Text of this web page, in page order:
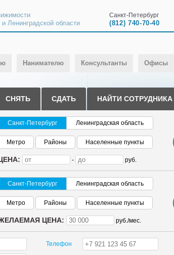
Ленинградской области
Санкт-Петербург
(812) 740-70-40
Нанимателю Консультанты Офисы
СНЯТЬ СДАТЬ НАЙТИ СОТРУДНИКА
Санкт-Петербург Ленинградская область
Метро Районы Населенные пункты
- руб.
Санкт-Петербург Ленинградская область
Метро Районы Населенные пункты
ЦЕНА: руб./мес.
Телефон